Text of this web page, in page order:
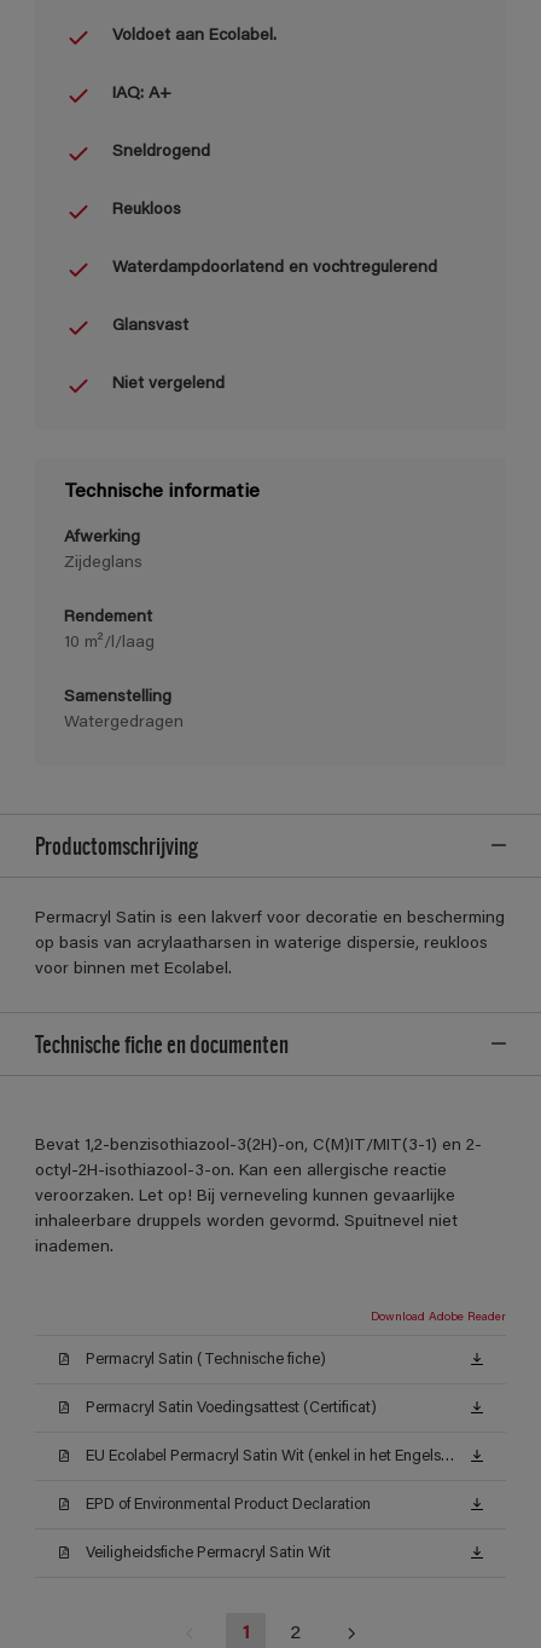
Voldoet aan Ecolabel.
IAQ: A+
Sneldrogend
Reukloos
Waterdampdoorlatend en vochtregulerend
Glansvast
Niet vergelend
Technische informatie
Afwerking
Zijdeglans
Rendement
10 m²/l/laag
Samenstelling
Watergedragen
Productomschrijving
Permacryl Satin is een lakverf voor decoratie en bescherming
op basis van acrylaatharsen in waterige dispersie, reukloos
voor binnen met Ecolabel.
Technische fiche en documenten
Bevat 1,2-benzisothiazool-3(2H)-on, C(M)IT/MIT(3-1) en 2-
octyl-2H-isothiazool-3-on. Kan een allergische reactie
veroorzaken. Let op! Bij verneveling kunnen gevaarlijke
inhaleerbare druppels worden gevormd. Spuitnevel niet
inademen.
Download Adobe Reader
Permacryl Satin (Technische fiche)
Permacryl Satin Voedingsattest (Certificat)
EU Ecolabel Permacryl Satin Wit (enkel in het Engels beschikbaar)
EPD of Environmental Product Declaration
Veiligheidsfiche Permacryl Satin Wit
1 2